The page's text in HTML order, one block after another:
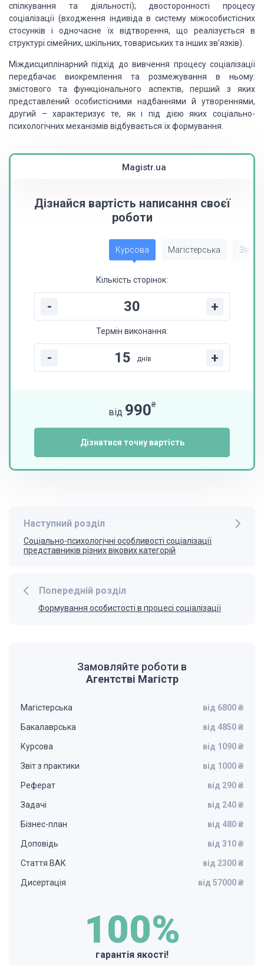
спілкування та діяльності); двосторонності процесу
соціалізації (входження індивіда в систему міжособистісних
стосунків і одночасне їх відтворення, що реалізується в
структурі сімейних, шкільних, товариських та інших зв’язків).
Міждисциплінарний підхід до вивчення процесу соціалізації
передбачає виокремлення та розмежування в ньому:
змістового та функціонального аспектів, перший з яких
представлений особистісними надбаннями й утвореннями,
другий – характеризує те, як і під дією яких соціально-
психологічних механізмів відбувається їх формування.
Magistr.ua
Дізнайся вартість написання своєї
роботи
Курсова Магістерська Звіт
Кількість сторінок:
- +
Термін виконання:
- днів +
від 990₴
Дізнатися точну вартість
Попередній розділ
Формування особистості в процесі соціалізації
Наступний розділ
Соціально-психологічні особливості соціалізації
представників різних вікових категорій
Замовляйте роботи в
Агентстві Магістр
Магістерська від 6800 ₴
Бакалаврська від 4850 ₴
Курсова від 1090 ₴
Звіт з практики від 1000 ₴
Реферат від 290 ₴
Задачі від 240 ₴
Бізнес-план від 480 ₴
Доповідь від 310 ₴
Стаття ВАК від 2300 ₴
Дисертація від 57000 ₴
100%
гарантія якості!